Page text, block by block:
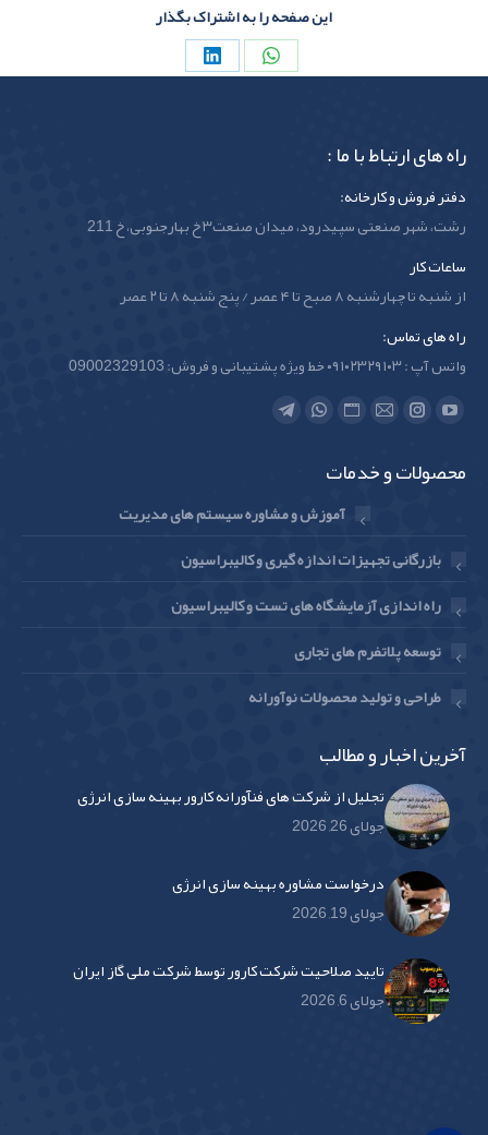
این صفحه را به اشتراک بگذار
Share
Share
راه های ارتباط با ما :
دفتر فروش و کارخانه:
رشت، شهر صنعتی سپیدرود، میدان صنعت۳ خ بهارجنوبی، خ 211
ساعات کار
از شنبه تا چهارشنبه ۸ صبح تا ۴ عصر / پنج شنبه ۸ تا ۲ عصر
راه های تماس:
واتس آپ : ۰۹۱۰۲۳۲۹۱۰۳ خط ویژه پشتیبانی و فروش: 09002329103
Find us on:
YouTube
opens
window
Instagram
opens
window
Mail
opens
window
Website
opens
in
window
Whatsapp
in
window
Telegram
in
window
محصولات و خدمات
آموزش و مشاوره سیستم های مدیریت
بازرگانی تجهیزات اندازه گیری و کالیبراسیون
راه اندازی آزمایشگاه های تست و کالیبراسیون
توسعه پلاتفرم های تجاری
طراحی و تولید محصولات نوآورانه
آخرین اخبار و مطالب
تجلیل از شرکت های فنآورانه کارور بهینه سازی انرژی
جولای 26, 2026
درخواست مشاوره بهینه سازی انرژی
جولای 19, 2026
تایید صلاحیت شرکت کارور توسط شرکت ملی گاز ایران
جولای 6, 2026